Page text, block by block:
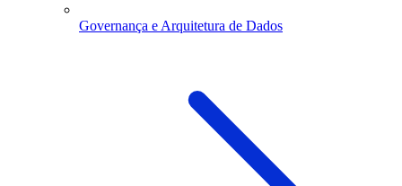
Governança e Arquitetura de Dados